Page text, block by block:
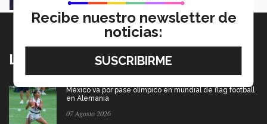
Lo más nuevo
México va por pase olímpico en mundial de flag football
en Alemania
07 Agosto 2026
Recibe nuestro newsletter de
noticias: